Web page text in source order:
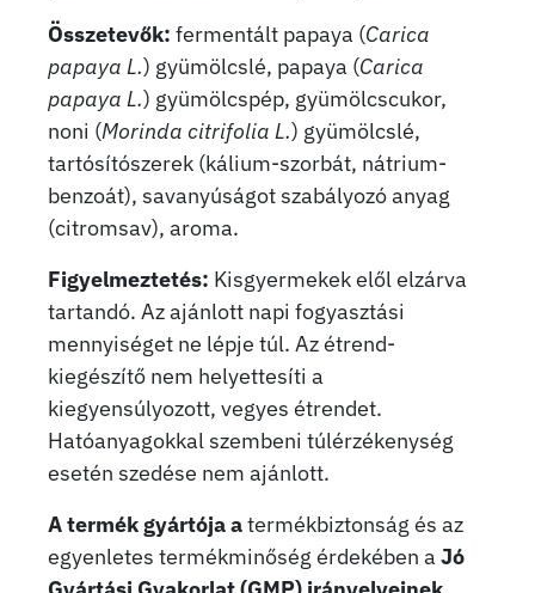
Összetevők: fermentált papaya (Carica
papaya L.) gyümölcslé, papaya (Carica
papaya L.) gyümölcspép, gyümölcscukor,
noni (Morinda citrifolia L.) gyümölcslé,
tartósítószerek (kálium-szorbát, nátrium-
benzoát), savanyúságot szabályozó anyag
(citromsav), aroma.
Figyelmeztetés: Kisgyermekek elől elzárva
tartandó. Az ajánlott napi fogyasztási
mennyiséget ne lépje túl. Az étrend-
kiegészítő nem helyettesíti a
kiegyensúlyozott, vegyes étrendet.
Hatóanyagokkal szembeni túlérzékenység
esetén szedése nem ajánlott.
A termék gyártója atermékbiztonság és az
egyenletes termékminőség érdekében a Jó